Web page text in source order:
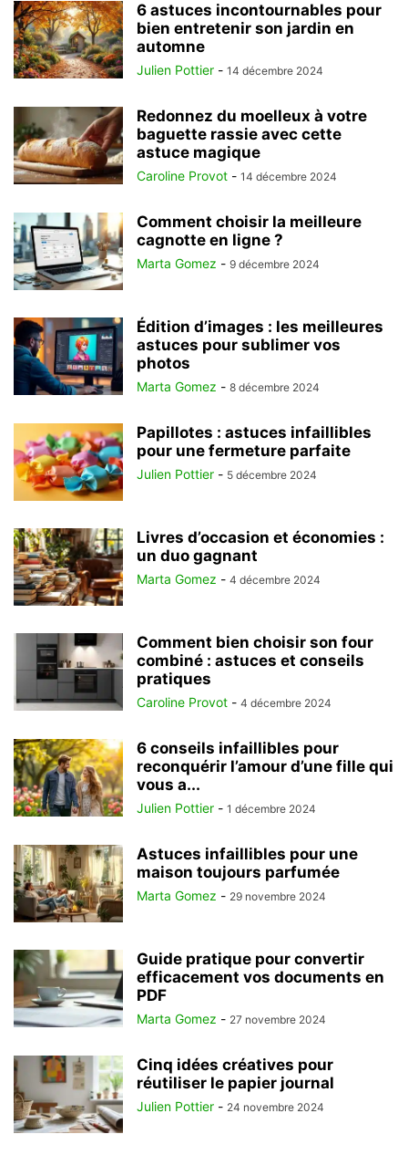
6 astuces incontournables pour
bien entretenir son jardin en
automne
Julien Pottier - 14 décembre 2024
Redonnez du moelleux à votre
baguette rassie avec cette
astuce magique
Caroline Provot - 14 décembre 2024
Comment choisir la meilleure
cagnotte en ligne ?
Marta Gomez - 9 décembre 2024
Édition d’images : les meilleures
astuces pour sublimer vos
photos
Marta Gomez - 8 décembre 2024
Papillotes : astuces infaillibles
pour une fermeture parfaite
Julien Pottier - 5 décembre 2024
Livres d’occasion et économies :
un duo gagnant
Marta Gomez - 4 décembre 2024
Comment bien choisir son four
combiné : astuces et conseils
pratiques
Caroline Provot - 4 décembre 2024
6 conseils infaillibles pour
reconquérir l’amour d’une fille qui
vous a...
Julien Pottier - 1 décembre 2024
Astuces infaillibles pour une
maison toujours parfumée
Marta Gomez - 29 novembre 2024
Guide pratique pour convertir
efficacement vos documents en
PDF
Marta Gomez - 27 novembre 2024
Cinq idées créatives pour
réutiliser le papier journal
Julien Pottier - 24 novembre 2024